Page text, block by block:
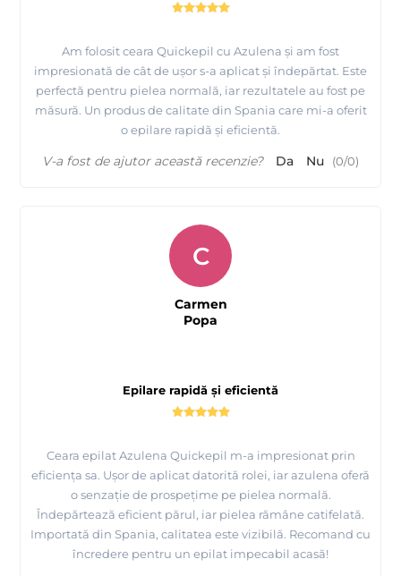
Am folosit ceara Quickepil cu Azulena și am fost
impresionată de cât de ușor s-a aplicat și îndepărtat. Este
perfectă pentru pielea normală, iar rezultatele au fost pe
măsură. Un produs de calitate din Spania care mi-a oferit
o epilare rapidă și eficientă.
V-a fost de ajutor această recenzie? Da Nu (0/0)
Epilare rapidă și eficientă
Ceara epilat Azulena Quickepil m-a impresionat prin
eficiența sa. Ușor de aplicat datorită rolei, iar azulena oferă
o senzație de prospețime pe pielea normală.
Îndepărtează eficient părul, iar pielea rămâne catifelată.
Importată din Spania, calitatea este vizibilă. Recomand cu
încredere pentru un epilat impecabil acasă!
C
Carmen
Popa